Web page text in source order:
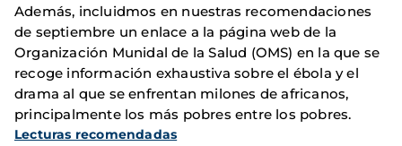
Además, incluidmos en nuestras recomendaciones
de septiembre un enlace a la página web de la
Organización Munidal de la Salud (OMS) en la que se
recoge información exhaustiva sobre el ébola y el
drama al que se enfrentan milones de africanos,
principalmente los más pobres entre los pobres.
Lecturas recomendadas